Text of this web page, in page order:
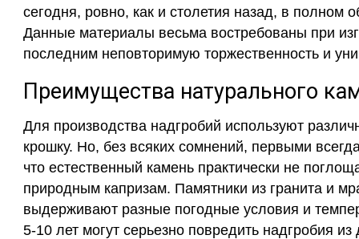
сегодня, ровно, как и столетия назад, в полном
Данные материалы весьма востребованы при
последним неповторимую торжественность и
Преимущества натурального
Для производства надгробий используют
крошку. Но, без всяких сомнений, первыми
что естественный камень практически не
природным капризам. Памятники из гранита и
выдерживают разные погодные условия и
5-10 лет могут серьезно повредить надгробия из